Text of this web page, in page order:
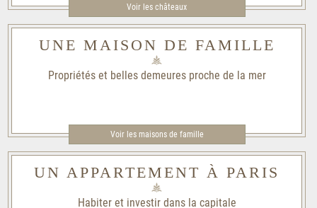
Voir les châteaux
UNE MAISON DE FAMILLE
Propriétés et belles demeures proche de la mer
Voir les maisons de famille​
UN APPARTEMENT À PARIS
Habiter et investir dans la capitale